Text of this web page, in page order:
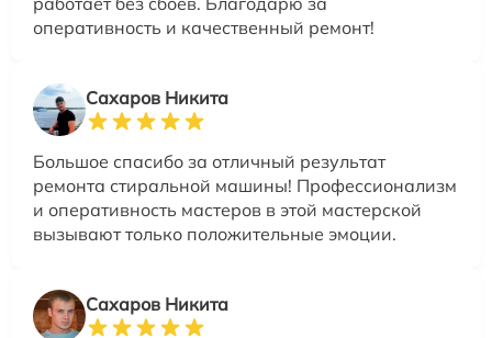
оперативность и качественный ремонт!
Сахаров Никита
Большое спасибо за отличный результат
ремонта стиральной машины! Профессионализм
и оперативность мастеров в этой мастерской
вызывают только положительные эмоции.
Сахаров Никита